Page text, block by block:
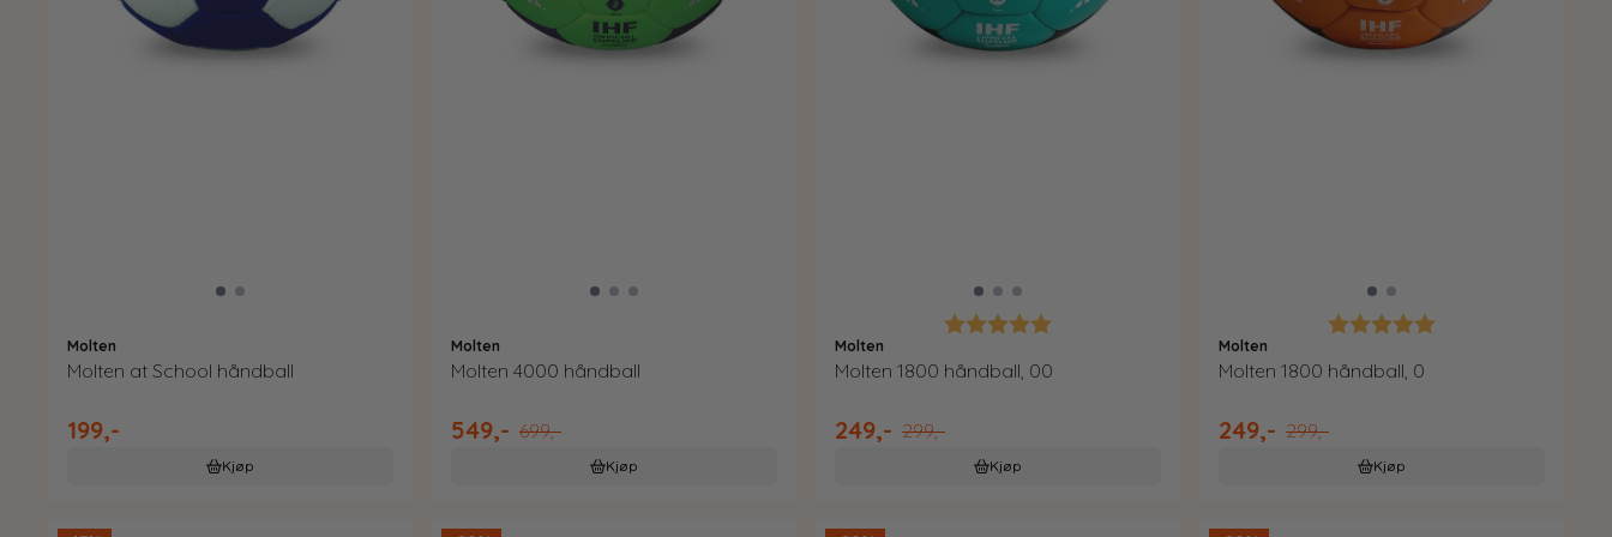
Molten
Molten at School håndball
199,-
Kjøp
Molten
Molten 4000 håndball
549,- 699,-
Kjøp
Karakter:
Molten
Molten 1800 håndball, 00
249,- 299,-
Kjøp
Karakter:
Molten
Molten 1800 håndball, 0
249,- 299,-
Kjøp